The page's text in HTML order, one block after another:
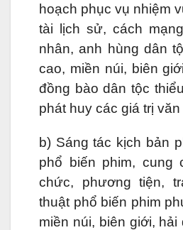
hoạch phục vụ nhiệm
tài lịch sử, cách
nhân, anh hùng dân
cao, miền núi, biên
đồng bào dân tộc
phát huy các giá trị
b) Sáng tác kịch bản
phổ biến phim, cung
chức, phương tiện,
thuật phổ biến phim
miền núi, biên giới, hải